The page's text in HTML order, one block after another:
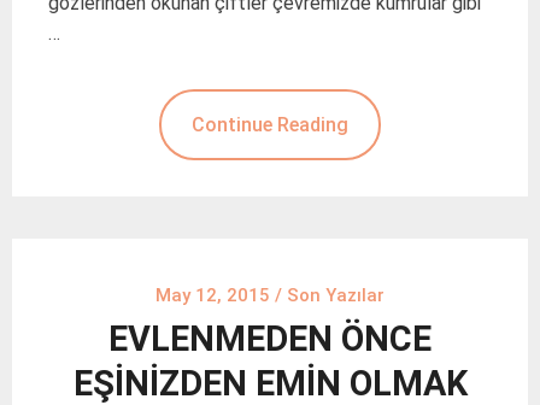
…
Continue Reading
May 12, 2015 / Son Yazılar
EVLENMEDEN ÖNCE
EŞİNİZDEN EMİN OLMAK